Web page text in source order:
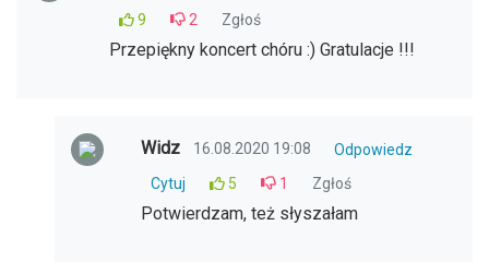
9
2 Zgłoś
Przepiękny koncert chóru :) Gratulacje !!!
Widz 16.08.2020 19:08
Odpowiedz
Cytuj
5 1 Zgłoś
Potwierdzam, też słyszałam